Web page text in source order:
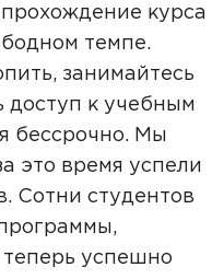
курса
темпе.
занимайтесь
доступ к учебным
бессрочно. Мы
это время успели
Сотни студентов
успешно